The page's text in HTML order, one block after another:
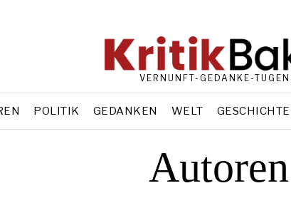
VERNUNFT-GEDANKE-
POLITIK GEDANKEN WELT GESCHICHTE
Autoren